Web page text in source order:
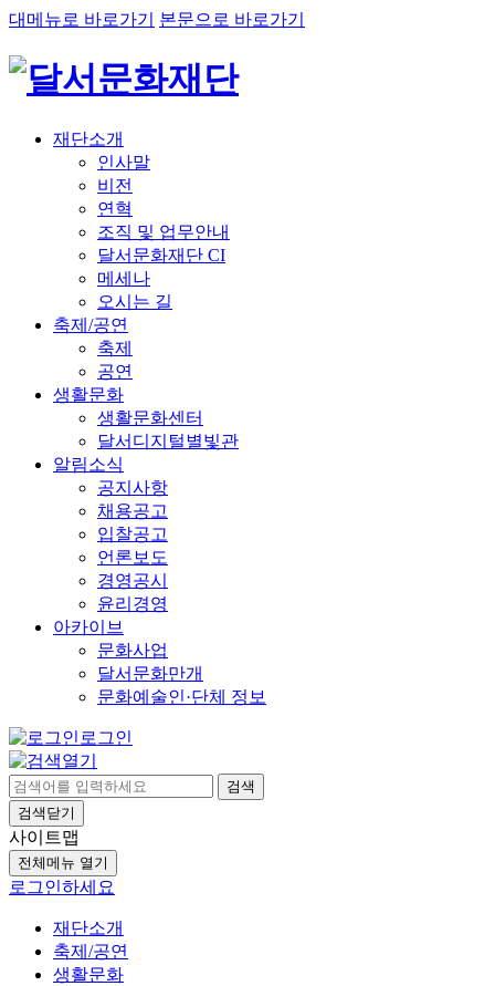
대메뉴로 바로가기 본문으로 바로가기
재단소개
인사말
비전
연혁
조직 및 업무안내
달서문화재단 CI
메세나
오시는 길
축제/공연
축제
공연
생활문화
생활문화센터
달서디지털별빛관
알림소식
공지사항
채용공고
입찰공고
언론보도
경영공시
윤리경영
아카이브
문화사업
달서문화만개
문화예술인·단체 정보
로그인
검색
검색닫기
사이트맵
전체메뉴 열기
로그인하세요
재단소개
축제/공연
생활문화